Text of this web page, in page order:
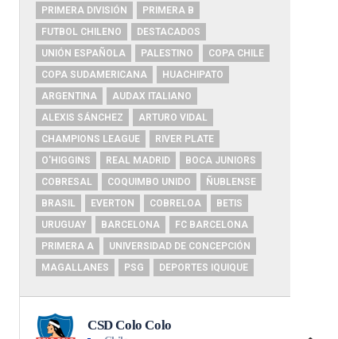
PRIMERA DIVISIÓN
PRIMERA B
FUTBOL CHILENO
DESTACADOS
UNIÓN ESPAÑOLA
PALESTINO
COPA CHILE
COPA SUDAMERICANA
HUACHIPATO
ARGENTINA
AUDAX ITALIANO
ALEXIS SÁNCHEZ
ARTURO VIDAL
CHAMPIONS LEAGUE
RIVER PLATE
O'HIGGINS
REAL MADRID
BOCA JUNIORS
COBRESAL
COQUIMBO UNIDO
ÑUBLENSE
BRASIL
EVERTON COBRELOA
BETIS
URUGUAY
BARCELONA
FC BARCELONA
PRIMERA A
UNIVERSIDAD DE CONCEPCIÓN
MAGALLANES
PSG DEPORTES IQUIQUE